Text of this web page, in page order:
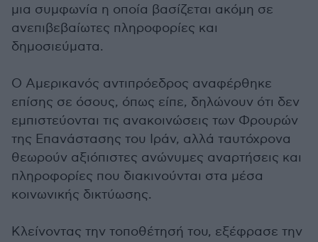
μια συμφωνία η οποία βασίζεται ακόμη σε
ανεπιβεβαίωτες πληροφορίες και
δημοσιεύματα.
Ο Αμερικανός αντιπρόεδρος αναφέρθηκε
επίσης σε όσους, όπως είπε, δηλώνουν ότι δεν
εμπιστεύονται τις ανακοινώσεις των Φρουρών
της Επανάστασης του Ιράν, αλλά ταυτόχρονα
θεωρούν αξιόπιστες ανώνυμες αναρτήσεις και
πληροφορίες που διακινούνται στα μέσα
κοινωνικής δικτύωσης.
Κλείνοντας την τοποθέτησή του, εξέφρασε την